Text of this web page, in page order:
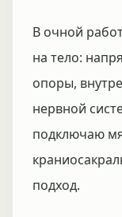
В очной
на тело:
опоры,
нервной
подключаю
подход.